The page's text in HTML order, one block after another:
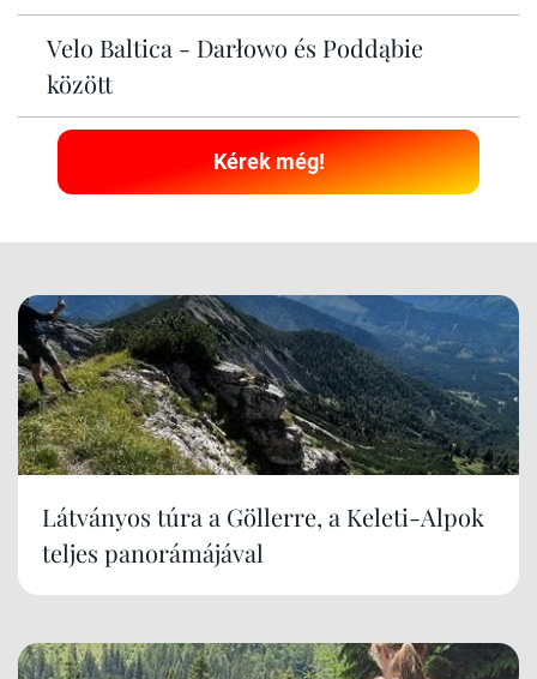
Velo Baltica - Darłowo és Poddąbie
között
Kérek még!
Látványos túra a Göllerre, a Keleti-Alpok
teljes panorámájával